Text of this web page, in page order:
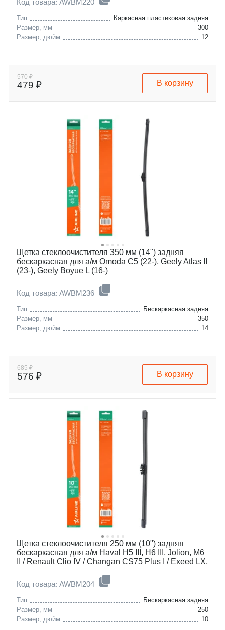
Код товара: AWBM220
Тип
Каркасная пластиковая задняя
Размер, мм
300
Размер, дюйм
12
570 ₽
479 ₽ В корзину
Щетка стеклоочистителя 350 мм (14") задняя
бескаркасная для а/м Omoda C5 (22-), Geely Atlas II
(23-), Geely Boyue L (16-)
Код товара: AWBM236
Тип
Бескаркасная задняя
Размер, мм
350
Размер, дюйм
14
685 ₽
576 ₽ В корзину
Щетка стеклоочистителя 250 мм (10") задняя
бескаркасная для а/м Haval H5 III, H6 III, Jolion, M6
II / Renault Clio IV / Changan CS75 Plus I / Exeed LX,
Код товара: AWBM204
Тип
Бескаркасная задняя
Размер, мм
250
Размер, дюйм
10